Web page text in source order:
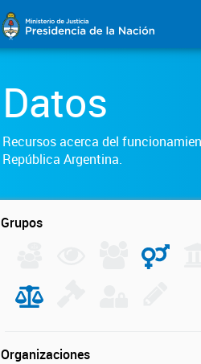
Datos
Recursos acerca del
República Argentina.
Grupos
Organizaciones